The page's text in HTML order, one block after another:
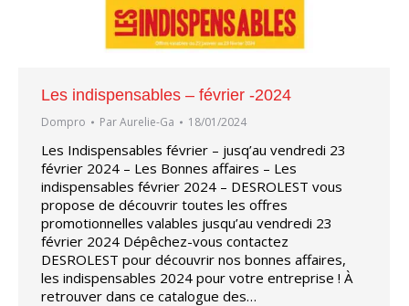
Les indispensables – février -2024
Dompro ParAurelie-Ga 18/01/2024
Les Indispensables février – jusq’au vendredi 23
février 2024 – Les Bonnes affaires – Les
indispensables février 2024 – DESROLEST vous
propose de découvrir toutes les offres
promotionnelles valables jusqu’au vendredi 23
février 2024 Dépêchez-vous contactez
DESROLEST pour découvrir nos bonnes affaires,
les indispensables 2024 pour votre entreprise ! À
retrouver dans ce catalogue des…